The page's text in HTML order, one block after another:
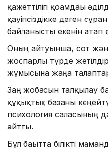
қажеттілігі қоғамдағы
қауіпсіздікке деген
байланысты екенін атап
Оның айтуынша, сот
жоспарлы түрде
жұмысына жаңа
Заң жобасын талқылау
құқықтық базаны
психология саласының
айтты.
Бұл бағытта білікті